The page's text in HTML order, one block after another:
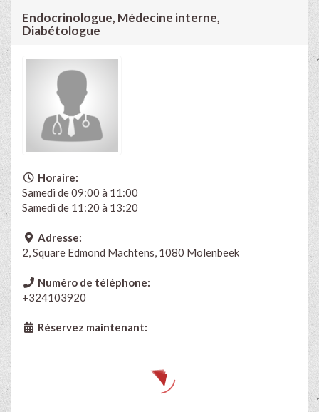
Endocrinologue, Médecine interne,
Diabétologue
Horaire:
Samedi de 09:00 à 11:00
Samedi de 11:20 à 13:20
Adresse:
2, Square Edmond Machtens, 1080 Molenbeek
Numéro de téléphone:
+324103920
Réservez maintenant: